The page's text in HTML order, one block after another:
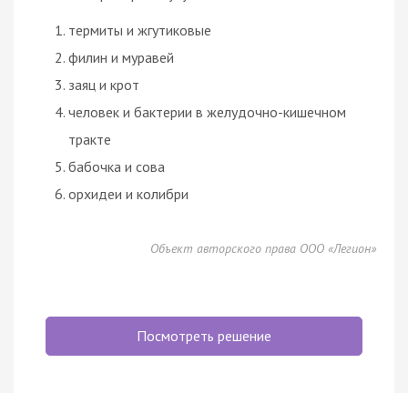
термиты и жгутиковые
филин и муравей
заяц и крот
человек и бактерии в желудочно-кишечном
тракте
бабочка и сова
орхидеи и колибри
Объект авторского права ООО «Легион»
Посмотреть решение